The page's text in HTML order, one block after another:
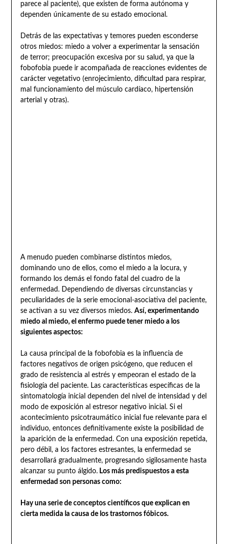
parece al paciente), que existen de forma autónoma y
dependen únicamente de su estado emocional.
Detrás de las expectativas y temores pueden esconderse
otros miedos: miedo a volver a experimentar la sensación
de terror; preocupación excesiva por su salud, ya que la
fobofobia puede ir acompañada de reacciones evidentes de
carácter vegetativo (enrojecimiento, dificultad para respirar,
mal funcionamiento del músculo cardíaco, hipertensión
arterial y otras).
A menudo pueden combinarse distintos miedos,
dominando uno de ellos, como el miedo a la locura, y
formando los demás el fondo fatal del cuadro de la
enfermedad. Dependiendo de diversas circunstancias y
peculiaridades de la serie emocional-asociativa del paciente,
se activan a su vez diversos miedos. Así, experimentando
miedo al miedo, el enfermo puede tener miedo a los
siguientes aspectos:
La causa principal de la fobofobia es la influencia de
factores negativos de origen psicógeno, que reducen el
grado de resistencia al estrés y empeoran el estado de la
fisiología del paciente. Las características específicas de la
sintomatología inicial dependen del nivel de intensidad y del
modo de exposición al estresor negativo inicial. Si el
acontecimiento psicotraumático inicial fue relevante para el
individuo, entonces definitivamente existe la posibilidad de
la aparición de la enfermedad. Con una exposición repetida,
pero débil, a los factores estresantes, la enfermedad se
desarrollará gradualmente, progresando sigilosamente hasta
alcanzar su punto álgido.Los más predispuestos a esta
enfermedad son personas como:
Hay una serie de conceptos científicos que explican en
cierta medida la causa de los trastornos fóbicos.